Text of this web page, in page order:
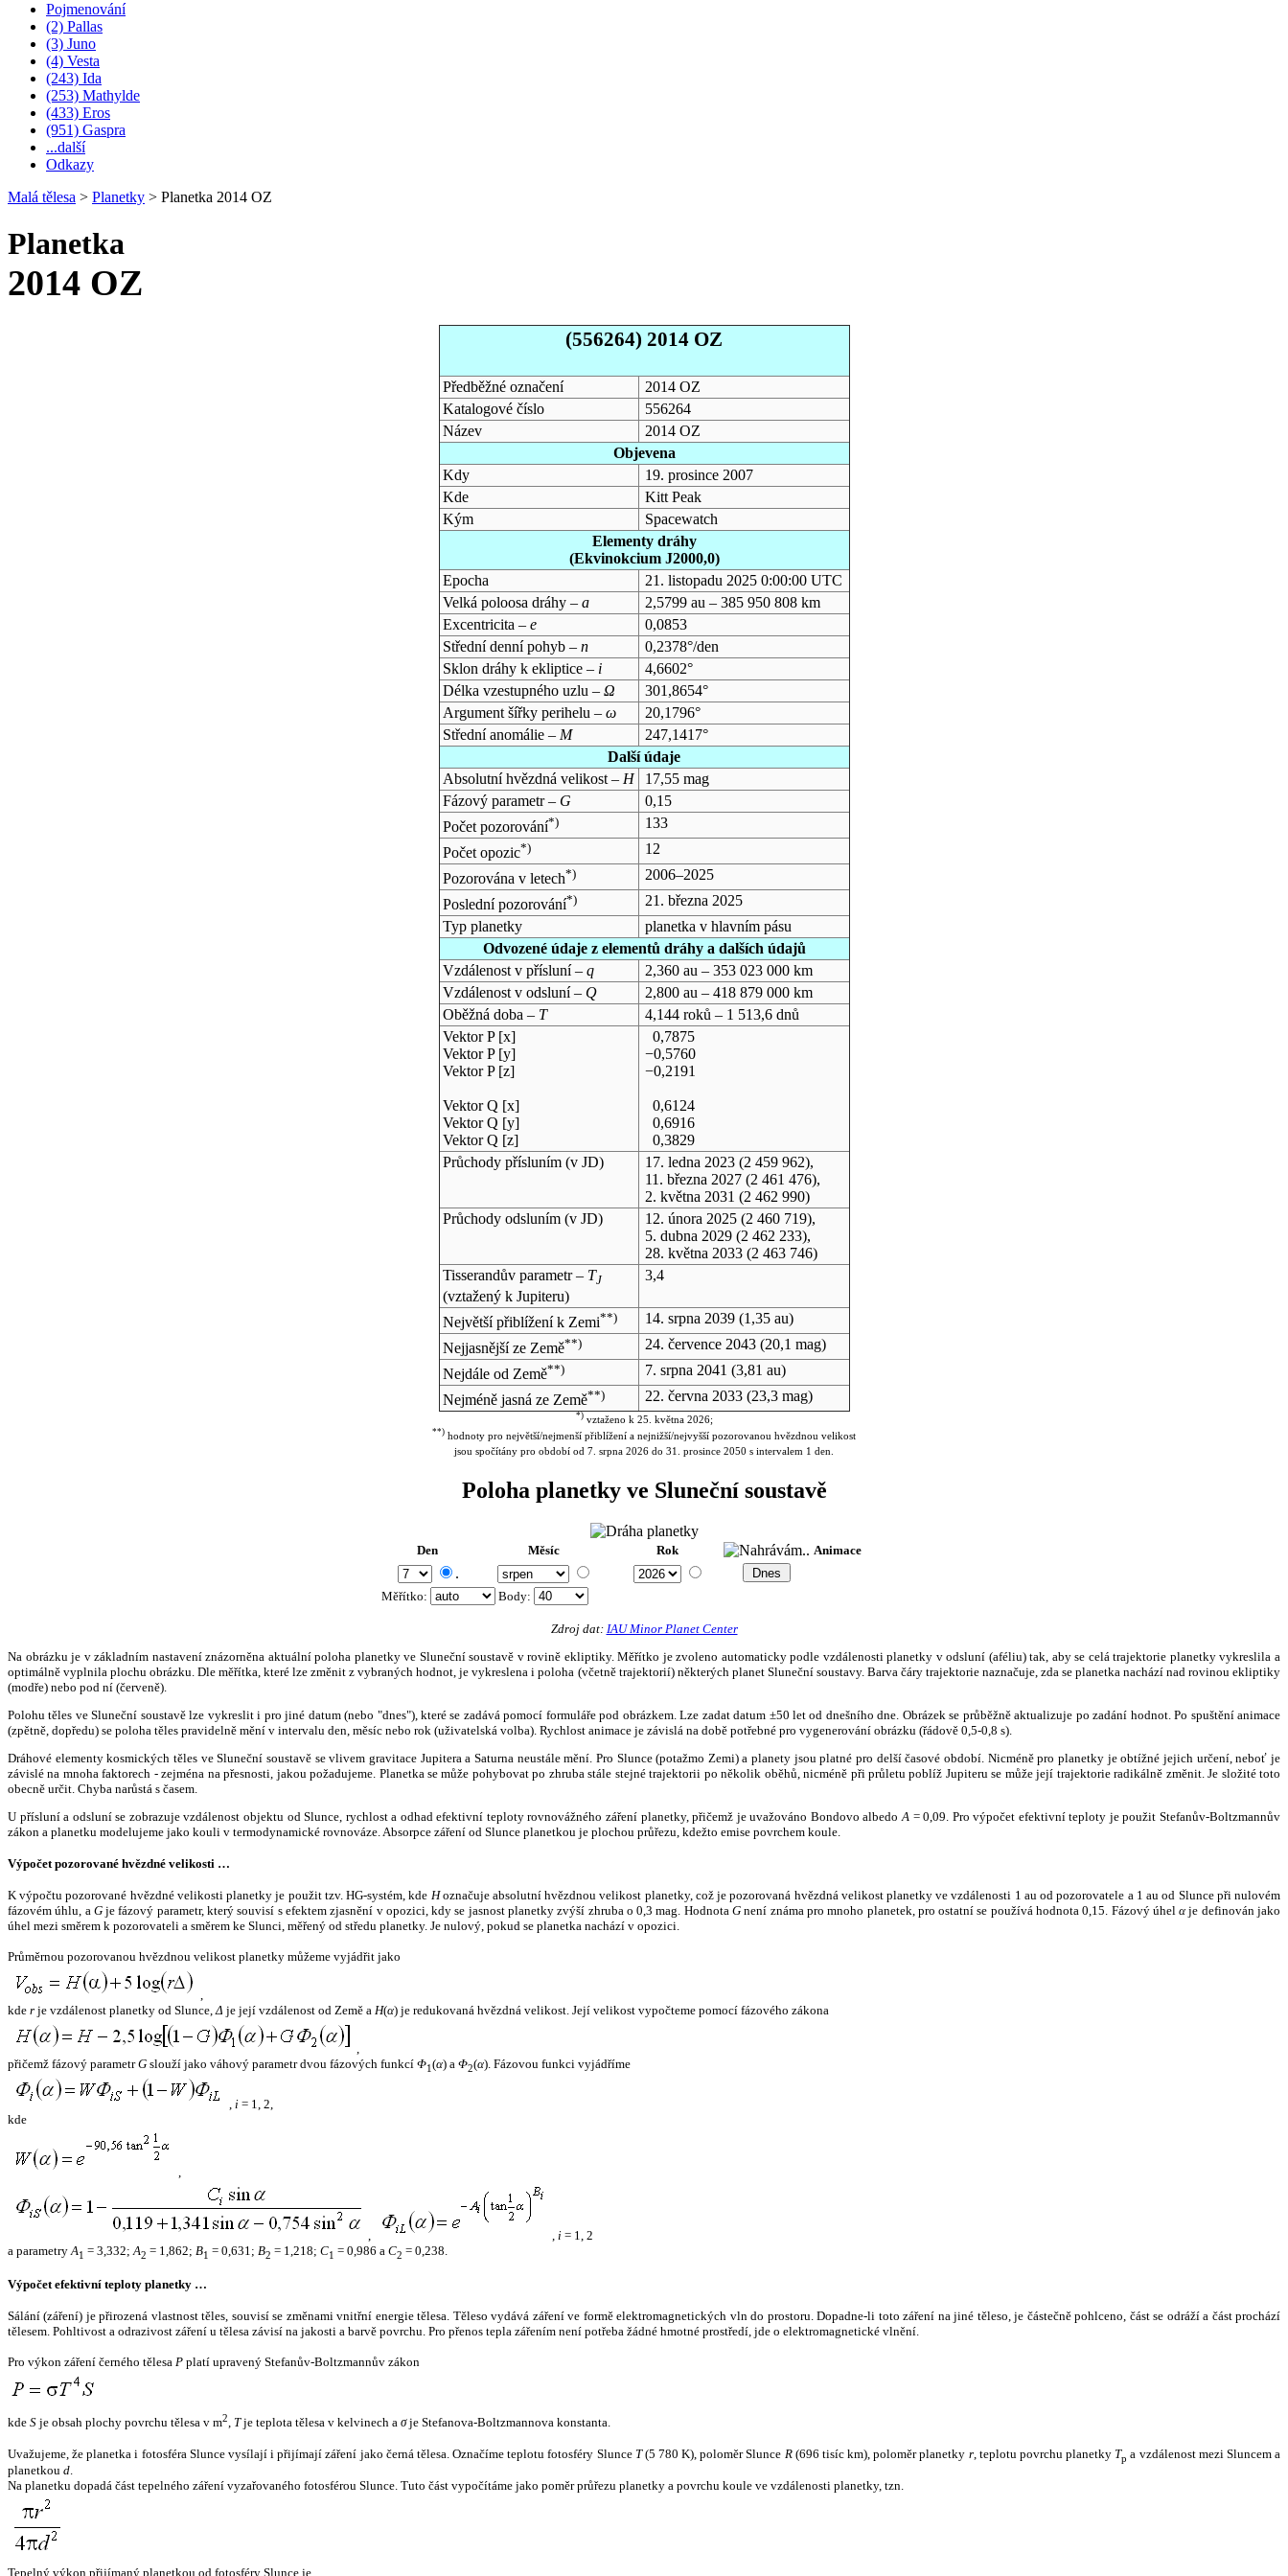
Pojmenování
(2) Pallas
(3) Juno
(4) Vesta
(243) Ida
(253) Mathylde
(433) Eros
(951) Gaspra
...další
Odkazy
Malá tělesa > Planetky > Planetka 2014 OZ
Planetka
2014 OZ
(556264) 2014 OZ
Předběžné označení
2014 OZ
Katalogové číslo
556264
Název
2014 OZ
Objevena
Kdy
19. prosince 2007
Kde
Kitt Peak
Kým
Spacewatch
Elementy dráhy
(Ekvinokcium J2000,0)
Epocha
21. listopadu 2025 0:00:00 UTC
Velká poloosa dráhy – a
2,5799 au – 385 950 808 km
Excentricita – e
0,0853
Střední denní pohyb – n
0,2378°/den
Sklon dráhy k ekliptice – i
4,6602°
Délka vzestupného uzlu – Ω
301,8654°
Argument šířky perihelu – ω
20,1796°
Střední anomálie – M
247,1417°
Další údaje
Absolutní hvězdná velikost – H
17,55 mag
Fázový parametr – G
0,15
Počet pozorování*)
133
Počet opozic*)
12
Pozorována v letech*)
2006–2025
Poslední pozorování*)
21. března 2025
Typ planetky
planetka v hlavním pásu
Odvozené údaje z elementů dráhy a dalších údajů
Vzdálenost v přísluní – q
2,360 au – 353 023 000 km
Vzdálenost v odsluní – Q
2,800 au – 418 879 000 km
Oběžná doba – T
4,144 roků – 1 513,6 dnů
Vektor P [x]
Vektor P [y]
Vektor P [z]
Vektor Q [x]
Vektor Q [y]
Vektor Q [z]
0,7875
−0,5760
−0,2191
0,6124
0,6916
0,3829
Průchody přísluním (v JD) 17. ledna 2023(2 459 962),
11. března 2027(2 461 476),
2. května 2031 (2 462 990)
Průchody odsluním (v JD) 12. února 2025(2 460 719),
5. dubna 2029(2 462 233),
28. května 2033(2 463 746)
Tisserandův parametr – TJ
(vztažený k Jupiteru)
3,4
Největší přiblížení k Zemi**) 14. srpna 2039(1,35 au)
Nejjasnější ze Země**) 24. července 2043(20,1 mag)
Nejdále od Země**) 7. srpna 2041 (3,81 au)
Nejméně jasná ze Země**) 22. června 2033(23,3 mag)
*)vztaženo k 25. května 2026;
**) hodnoty pro největší/nejmenší přiblížení a nejnižší/nejvyšší pozorovanou hvězdnou velikost
jsou spočítány pro období od 7. srpna 2026 do 31. prosince 2050 s intervalem 1 den.
Poloha planetky ve Sluneční soustavě
Den Měsíc Rok Animace
.
Měřítko: Body:
Zdroj dat: IAU Minor Planet Center
Na obrázku je v základním nastavení znázorněna aktuální poloha planetky ve Sluneční soustavě v rovině ekliptiky. Měřítko je zvoleno automaticky podle vzdálenosti planetky v odsluní (aféliu) tak, aby se celá trajektorie planetky vykreslila a
optimálně vyplnila plochu obrázku. Dle měřítka, které lze změnit z vybraných hodnot, je vykreslena i poloha (včetně trajektorií) některých planet Sluneční soustavy. Barva čáry trajektorie naznačuje, zda se planetka nachází nad rovinou ekliptiky
(modře) nebo pod ní (červeně).
Polohu těles ve Sluneční soustavě lze vykreslit i pro jiné datum (nebo "dnes"), které se zadává pomocí formuláře pod obrázkem. Lze zadat datum ±50 let od dnešního dne. Obrázek se průběžně aktualizuje po zadání hodnot. Po spuštění animace
(zpětně, dopředu) se poloha těles pravidelně mění v intervalu den, měsíc nebo rok (uživatelská volba). Rychlost animace je závislá na době potřebné pro vygenerování obrázku (řádově 0,5-0,8 s).
Dráhové elementy kosmických těles ve Sluneční soustavě se vlivem gravitace Jupitera a Saturna neustále mění. Pro Slunce (potažmo Zemi) a planety jsou platné pro delší časové období. Nicméně pro planetky je obtížné jejich určení, neboť je
závislé na mnoha faktorech - zejména na přesnosti, jakou požadujeme. Planetka se může pohybovat po zhruba stále stejné trajektorii po několik oběhů, nicméně při průletu poblíž Jupiteru se může její trajektorie radikálně změnit. Je složité toto
obecně určit. Chyba narůstá s časem.
U přísluní a odsluní se zobrazuje vzdálenost objektu od Slunce, rychlost a odhad efektivní teploty rovnovážného záření planetky, přičemž je uvažováno Bondovo albedo A = 0,09. Pro výpočet efektivní teploty je použit Stefanův-Boltzmannův
zákon a planetku modelujeme jako kouli v termodynamické rovnováze. Absorpce záření od Slunce planetkou je plochou průřezu, kdežto emise povrchem koule.
Výpočet pozorované hvězdné velikosti …
K výpočtu pozorované hvězdné velikosti planetky je použit tzv. HG-systém, kde Hoznačuje absolutní hvězdnou velikost planetky, což je pozorovaná hvězdná velikost planetky ve vzdálenosti 1 au od pozorovatele a 1 au od Slunce při nulovém
fázovém úhlu, a Gje fázový parametr, který souvisí s efektem zjasnění v opozici, kdy se jasnost planetky zvýší zhruba o 0,3 mag. HodnotaG není známa pro mnoho planetek, pro ostatní se používá hodnota 0,15. Fázový úhelα je definován jako
úhel mezi směrem k pozorovateli a směrem ke Slunci, měřený od středu planetky. Je nulový, pokud se planetka nachází v opozici.
Průměrnou pozorovanou hvězdnou velikost planetky můžeme vyjádřit jako
,
kde r je vzdálenost planetky od Slunce,Δ je její vzdálenost od Země a H(α) je redukovaná hvězdná velikost. Její velikost vypočteme pomocí fázového zákona
,
přičemž fázový parametrG slouží jako váhový parametr dvou fázových funkcí Φ1(α) a Φ2(α). Fázovou funkci vyjádříme
, i = 1, 2,
kde
,
, , i = 1, 2
a parametryA1 = 3,332;A2 = 1,862; B1 = 0,631; B2 = 1,218; C1 = 0,986 a C2 = 0,238.
Výpočet efektivní teploty planetky …
Sálání (záření) je přirozená vlastnost těles, souvisí se změnami vnitřní energie tělesa. Těleso vydává záření ve formě elektromagnetických vln do prostoru. Dopadne-li toto záření na jiné těleso, je částečně pohlceno, část se odráží a část prochází
tělesem. Pohltivost a odrazivost záření u tělesa závisí na jakosti a barvě povrchu. Pro přenos tepla zářením není potřeba žádné hmotné prostředí, jde o elektromagnetické vlnění.
Pro výkon záření černého tělesa P platí upravený Stefanův-Boltzmannův zákon
kde S je obsah plochy povrchu tělesa v m2, Tje teplota tělesa v kelvinech a σje Stefanova-Boltzmannova konstanta.
Uvažujeme, že planetka i fotosféra Slunce vysílají i přijímají záření jako černá tělesa. Označíme teplotu fotosféry Slunce T(5 780 K), poloměr Slunce R(696 tisíc km), poloměr planetky r, teplotu povrchu planetky Tp a vzdálenost mezi Sluncem a
planetkou d.
Na planetku dopadá část tepelného záření vyzařovaného fotosférou Slunce. Tuto část vypočítáme jako poměr průřezu planetky a povrchu koule ve vzdálenosti planetky, tzn.
Tepelný výkon přijímaný planetkou od fotosféry Slunce je